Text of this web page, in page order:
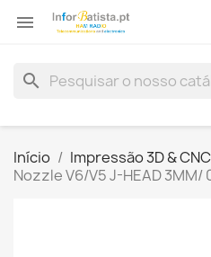

search
Início Impressão 3D & CNC
Nozzle V6/V5 J-HEAD 3MM/